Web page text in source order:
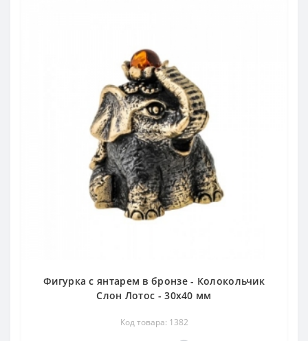
непродуманных решений и опьянения, нефрит
поспособствует рассудительности и мудрости.
Фигурки, представленные в каталоге, сделаны в
разном стиле и из разных камней - среди нашего
ассортимента Вы наверняка подберёте что-то себе по
Фигурка с янтарем в бронзе - Колокольчик
Слон Лотос - 30х40 мм
Код товара: 1382